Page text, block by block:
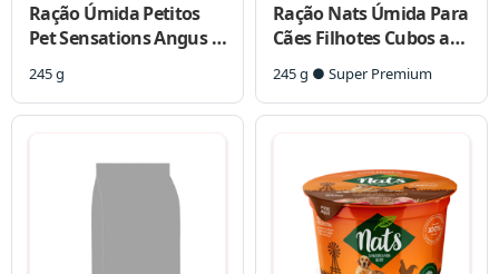
Ração Úmida Petitos
Pet Sensations Angus e
para Cães Adultos 245 g
245 g
Ração Nats Úmida Para
Cães Filhotes Cubos ao
Molho
245 g ● Super Premium